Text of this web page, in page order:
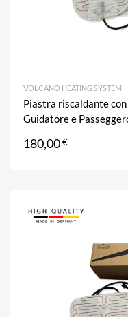
VOLCANO HEATING SYSTEM
Piastra riscaldante
Guidatore e
180,00€